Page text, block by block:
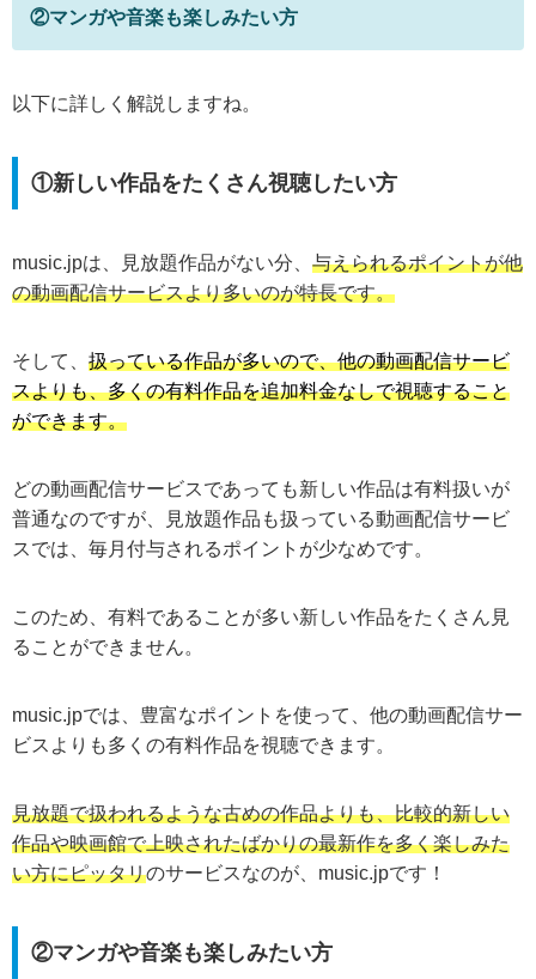
②マンガや音楽も楽しみたい方
以下に詳しく解説しますね。
①新しい作品をたくさん視聴したい方
music.jpは、見放題作品がない分、 与えられるポイントが他
の動画配信サービスより多いのが特長です。
そして、 扱っている作品が多いので、他の動画配信サービ
スよりも、多くの有料作品を追加料金なしで視聴すること
ができます。
どの動画配信サービスであっても新しい作品は有料扱いが
普通なのですが、見放題作品も扱っている動画配信サービ
スでは、毎月付与されるポイントが少なめです。
このため、有料であることが多い新しい作品をたくさん見
ることができません。
music.jpでは、豊富なポイントを使って、他の動画配信サー
ビスよりも多くの有料作品を視聴できます。
見放題で扱われるような古めの作品よりも、比較的新しい
作品や映画館で上映されたばかりの最新作を多く楽しみた
い方にピッタリのサービスなのが、music.jpです！
②マンガや音楽も楽しみたい方